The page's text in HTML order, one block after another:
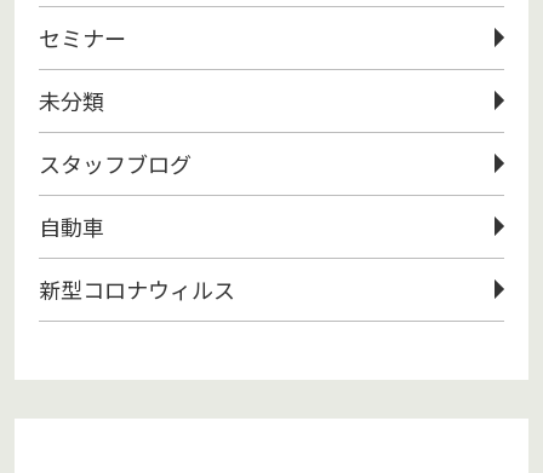
セミナー
未分類
スタッフブログ
自動車
新型コロナウィルス